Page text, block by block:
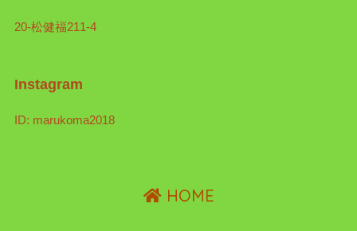
20-松健福211-4
Instagram
ID: marukoma2018
HOME